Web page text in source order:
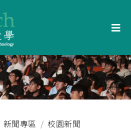
新聞專區
校園新聞